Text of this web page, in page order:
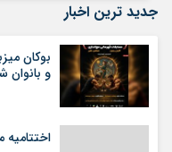
جدید ترین اخبار
بوکان
و